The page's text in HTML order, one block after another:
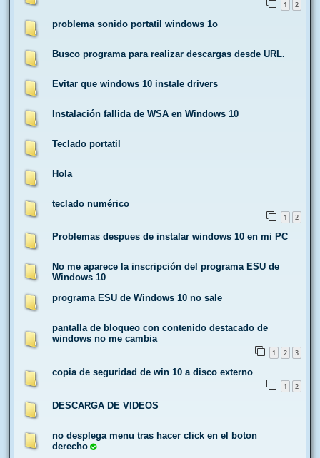
1 2
problema sonido portatil windows 1o
Busco programa para realizar descargas desde URL.
Evitar que windows 10 instale drivers
Instalación fallida de WSA en Windows 10
Teclado portatil
Hola
teclado numérico
1 2
Problemas despues de instalar windows 10 en mi PC
No me aparece la inscripción del programa ESU de
Windows 10
programa ESU de Windows 10 no sale
pantalla de bloqueo con contenido destacado de
windows no me cambia
1 2 3
copia de seguridad de win 10 a disco externo
1 2
DESCARGA DE VIDEOS
no desplega menu tras hacer click en el boton
derecho